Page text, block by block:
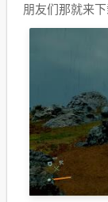
朋友们那就来下